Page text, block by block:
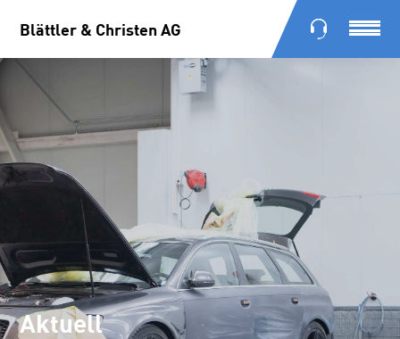
Blättler & Christen AG
Blättler & Christen AG
Aktuell